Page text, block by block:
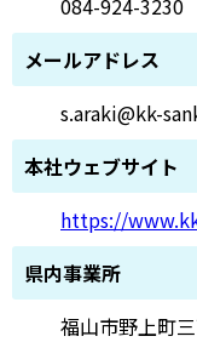
メールアドレス
s.araki@kk-
本社ウェブサイト
https://
県内事業所
福山市野上町